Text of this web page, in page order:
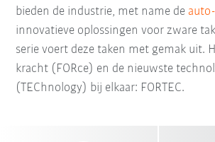
bieden de industrie, met name de
innovatieve oplossingen voor zware
serie voert deze taken met gemak uit.
kracht (FORce) en de nieuwste
(TEChnology) bij elkaar: FORTEC.